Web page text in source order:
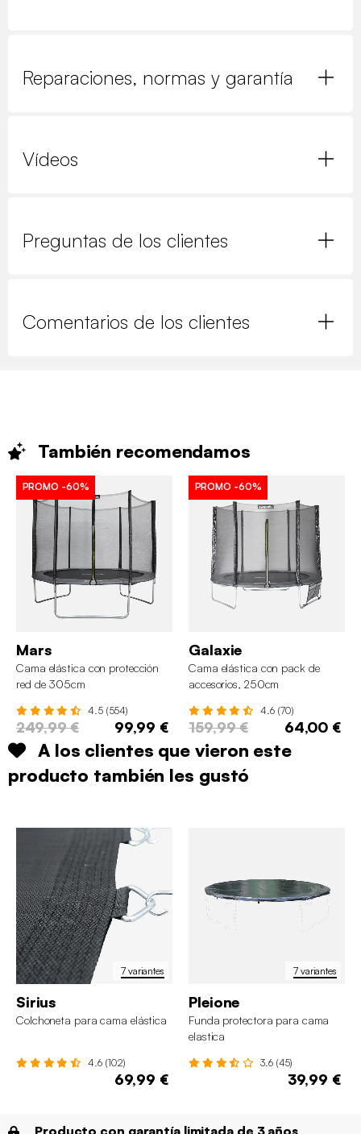
Reparaciones, normas y garantía
Vídeos
Preguntas de los clientes
Comentarios de los clientes
También recomendamos
PROMO -60%
Mars
Cama elástica con protección
red de 305cm
4.5 (554)
249,99 € 99,99 €
PROMO -60%
Galaxie
Cama elástica con pack de
accesorios, 250cm
4.6 (70)
159,99 € 64,00 €
A los clientes que vieron este
producto también les gustó
7 variantes
Sirius
Colchoneta para cama elástica
4.6 (102)
69,99 €
7 variantes
Pleione
Funda protectora para cama
elastica
3.6 (45)
39,99 €